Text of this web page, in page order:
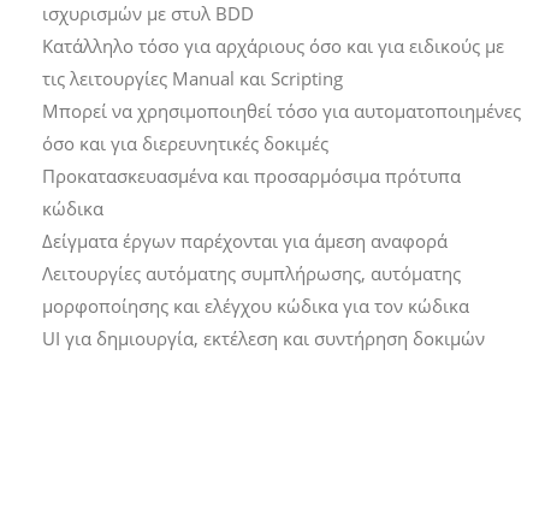
ισχυρισμών με στυλ BDD
Κατάλληλο τόσο για αρχάριους όσο και για ειδικούς με
τις λειτουργίες Manual και Scripting
Μπορεί να χρησιμοποιηθεί τόσο για αυτοματοποιημένες
όσο και για διερευνητικές δοκιμές
Προκατασκευασμένα και προσαρμόσιμα πρότυπα
κώδικα
Δείγματα έργων παρέχονται για άμεση αναφορά
Λειτουργίες αυτόματης συμπλήρωσης, αυτόματης
μορφοποίησης και ελέγχου κώδικα για τον κώδικα
UI για δημιουργία, εκτέλεση και συντήρηση δοκιμών